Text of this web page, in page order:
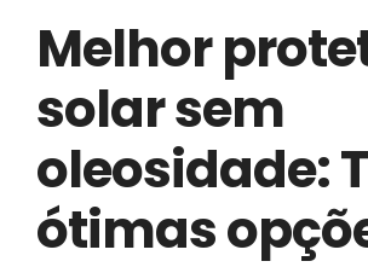
Melhor
solar sem
oleosidade:
ótimas